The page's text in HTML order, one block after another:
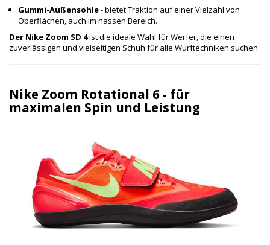
Gummi-Außensohle- bietet Traktion auf einer Vielzahl von
Oberflächen, auch im nassen Bereich.
Der Nike Zoom SD 4ist die ideale Wahl für Werfer, die einen
zuverlässigen und vielseitigen Schuh für alle Wurftechniken suchen.
Nike Zoom Rotational 6 - für
maximalen Spin und Leistung